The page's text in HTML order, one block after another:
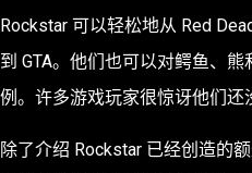
Rockstar 可以轻松地从 Red
到 GTA。他们也可以对鳄鱼、熊
例。许多游戏玩家很惊讶他们还
除了介绍 Rockstar 已经创造的